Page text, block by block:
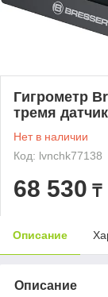
Гигрометр
тремя
Нет в наличии
Код: lvnchk77138
68 530 ₸
Описание
Описание